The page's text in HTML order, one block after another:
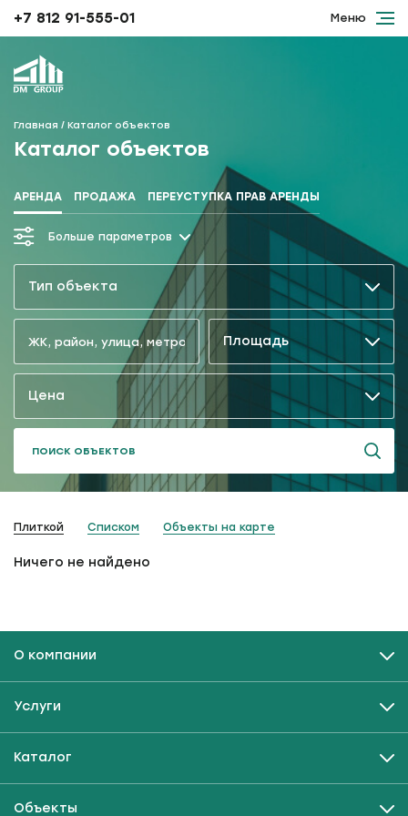
+7 812 91-555-01 Меню
Главная Каталог объектов
Каталог объектов
АРЕНДА ПРОДАЖА ПЕРЕУСТУПКА ПРАВ АРЕНДЫ
Больше параметров
Тип объекта
Площадь
Цена
ПОИСК ОБЪЕКТОВ
Плиткой Списком Объекты на карте
Ничего не найдено
О компании
Услуги
Каталог
Объекты